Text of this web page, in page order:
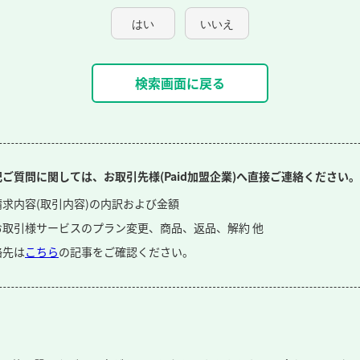
はい いいえ
検索画面に戻る
質問に関しては、お取引先様(Paid加盟企業)へ直接ご連絡ください。
求内容(取引内容)の内訳および金額
取引様サービスのプラン変更、商品、返品、解約 他
はこちらの記事をご確認ください。